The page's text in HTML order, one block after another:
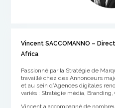
Vincent SACCOMANNO –
Africa
Passionné par la Stratégie de
travaillé chez des Annonceurs
et au sein d’Agences digitales
variés : Stratégie média,
Vincent a accompagné de